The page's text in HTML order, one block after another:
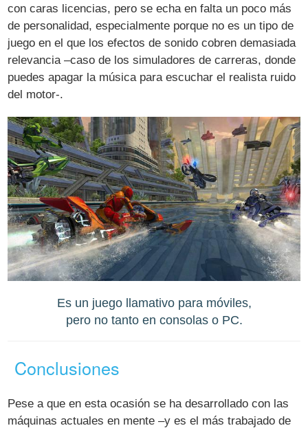
con caras licencias, pero se echa en falta un poco más
de personalidad, especialmente porque no es un tipo de
juego en el que los efectos de sonido cobren demasiada
relevancia –caso de los simuladores de carreras, donde
puedes apagar la música para escuchar el realista ruido
del motor-.
Es un juego llamativo para móviles,
pero no tanto en consolas o PC.
Conclusiones
Pese a que en esta ocasión se ha desarrollado con las
máquinas actuales en mente –y es el más trabajado de